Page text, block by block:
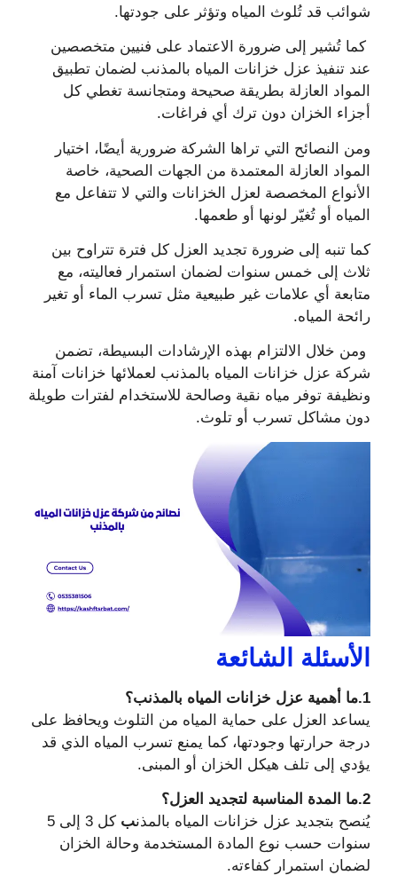
شوائب قد تُلوث المياه وتؤثر على جودتها.
كما تُشير إلى ضرورة الاعتماد على فنيين متخصصين
عند تنفيذ عزل خزانات المياه بالمذنب لضمان تطبيق
المواد العازلة بطريقة صحيحة ومتجانسة تغطي كل
أجزاء الخزان دون ترك أي فراغات.
ومن النصائح التي تراها الشركة ضرورية أيضًا، اختيار
المواد العازلة المعتمدة من الجهات الصحية، خاصة
الأنواع المخصصة لعزل الخزانات والتي لا تتفاعل مع
المياه أو تُغيّر لونها أو طعمها.
كما تنبه إلى ضرورة تجديد العزل كل فترة تتراوح بين
ثلاث إلى خمس سنوات لضمان استمرار فعاليته، مع
متابعة أي علامات غير طبيعية مثل تسرب الماء أو تغير
رائحة المياه.
ومن خلال الالتزام بهذه الإرشادات البسيطة، تضمن
شركة عزل خزانات المياه بالمذنب لعملائها خزانات آمنة
ونظيفة توفر مياه نقية وصالحة للاستخدام لفترات طويلة
دون مشاكل تسرب أو تلوث.
الأسئلة الشائعة
1.ما أهمية عزل خزانات المياه بالمذنب؟
يساعد العزل على حماية المياه من التلوث ويحافظ على
درجة حرارتها وجودتها، كما يمنع تسرب المياه الذي قد
يؤدي إلى تلف هيكل الخزان أو المبنى.
2.ما المدة المناسبة لتجديد العزل؟
يُنصح بتجديد عزل خزانات المياه بالمذنب
كل 3 إلى 5
سنوات حسب نوع المادة المستخدمة وحالة الخزان
لضمان استمرار كفاءته.